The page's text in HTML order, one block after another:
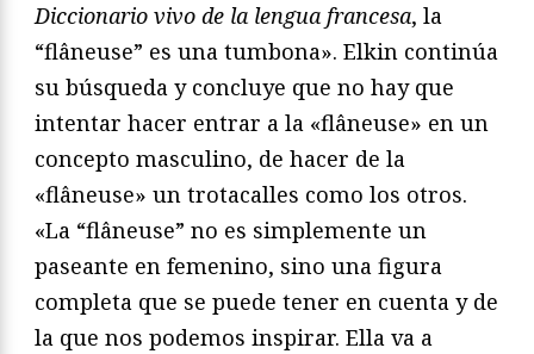
Diccionario vivo de la lengua francesa, la
“flâneuse” es una tumbona». Elkin continúa
su búsqueda y concluye que no hay que
intentar hacer entrar a la «flâneuse» en un
concepto masculino, de hacer de la
«flâneuse» un trotacalles como los otros.
«La “flâneuse” no es simplemente un
paseante en femenino, sino una figura
completa que se puede tener en cuenta y de
la que nos podemos inspirar. Ella va a